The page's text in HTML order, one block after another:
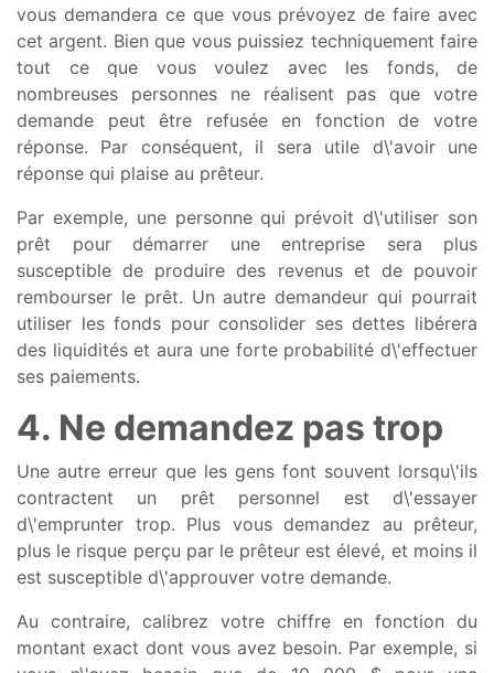
vous demandera ce que vous prévoyez de faire avec
cet argent. Bien que vous puissiez techniquement faire
tout ce que vous voulez avec les fonds, de
nombreuses personnes ne réalisent pas que votre
demande peut être refusée en fonction de votre
réponse. Par conséquent, il sera utile d\'avoir une
réponse qui plaise au prêteur.
Par exemple, une personne qui prévoit d\'utiliser son
prêt pour démarrer une entreprise sera plus
susceptible de produire des revenus et de pouvoir
rembourser le prêt. Un autre demandeur qui pourrait
utiliser les fonds pour consolider ses dettes libérera
des liquidités et aura une forte probabilité d\'effectuer
ses paiements.
4. Ne demandez pas trop
Une autre erreur que les gens font souvent lorsqu\'ils
contractent un prêt personnel est d\'essayer
d\'emprunter trop. Plus vous demandez au prêteur,
plus le risque perçu par le prêteur est élevé, et moins il
est susceptible d\'approuver votre demande.
Au contraire, calibrez votre chiffre en fonction du
montant exact dont vous avez besoin. Par exemple, si